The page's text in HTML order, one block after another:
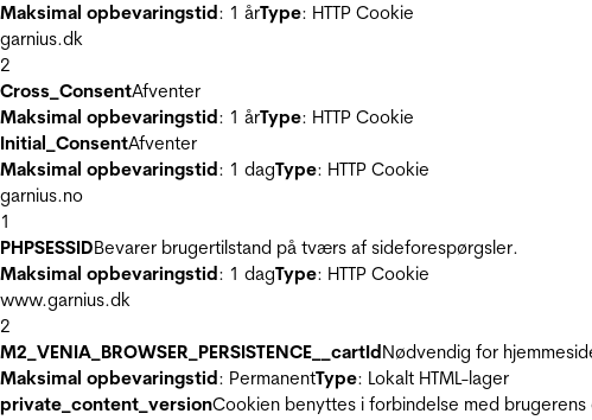
Maksimal opbevaringstid: 1 årType: HTTP Cookie
garnius.dk
2
Cross_ConsentAfventer
Maksimal opbevaringstid: 1 årType: HTTP Cookie
Initial_ConsentAfventer
Maksimal opbevaringstid: 1 dagType: HTTP Cookie
garnius.no
1
PHPSESSIDBevarer brugertilstand på tværs af sideforespørgsler.
Maksimal opbevaringstid: 1 dagType: HTTP Cookie
www.garnius.dk
2
M2_VENIA_BROWSER_PERSISTENCE__cartIdNødvendig for
Maksimal opbevaringstid: PermanentType: Lokalt HTML-lager
private_content_versionCookien benyttes i forbindelse med